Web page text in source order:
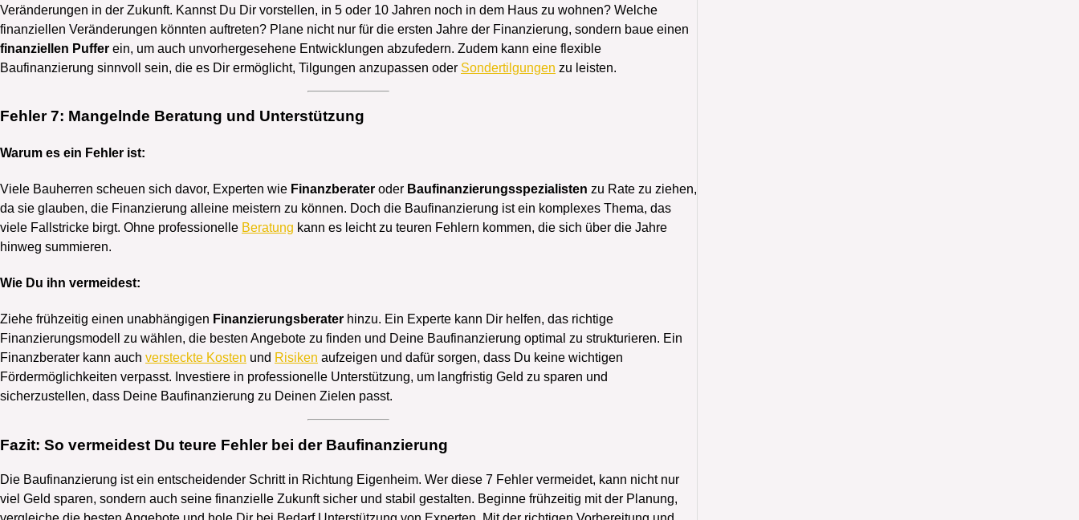
Veränderungen in der Zukunft. Kannst Du Dir vorstellen, in 5 oder 10 Jahren noch in dem Haus zu wohnen? Welche
finanziellen Veränderungen könnten auftreten? Plane nicht nur für die ersten Jahre der Finanzierung, sondern baue einen
finanziellen Puffer ein, um auch unvorhergesehene Entwicklungen abzufedern. Zudem kann eine flexible
Baufinanzierung sinnvoll sein, die es Dir ermöglicht, Tilgungen anzupassen oder Sondertilgungen zu leisten.
Fehler 7: Mangelnde Beratung und Unterstützung
Warum es ein Fehler ist:
Viele Bauherren scheuen sich davor, Experten wie Finanzberater oder Baufinanzierungsspezialisten zu Rate zu ziehen,
da sie glauben, die Finanzierung alleine meistern zu können. Doch die Baufinanzierung ist ein komplexes Thema, das
viele Fallstricke birgt. Ohne professionelle Beratung kann es leicht zu teuren Fehlern kommen, die sich über die Jahre
hinweg summieren.
Wie Du ihn vermeidest:
Ziehe frühzeitig einen unabhängigen Finanzierungsberater hinzu. Ein Experte kann Dir helfen, das richtige
Finanzierungsmodell zu wählen, die besten Angebote zu finden und Deine Baufinanzierung optimal zu strukturieren. Ein
Finanzberater kann auch versteckte Kosten und Risiken aufzeigen und dafür sorgen, dass Du keine wichtigen
Fördermöglichkeiten verpasst. Investiere in professionelle Unterstützung, um langfristig Geld zu sparen und
sicherzustellen, dass Deine Baufinanzierung zu Deinen Zielen passt.
Fazit: So vermeidest Du teure Fehler bei der Baufinanzierung
Die Baufinanzierung ist ein entscheidender Schritt in Richtung Eigenheim. Wer diese 7 Fehler vermeidet, kann nicht nur
viel Geld sparen, sondern auch seine finanzielle Zukunft sicher und stabil gestalten. Beginne frühzeitig mit der Planung,